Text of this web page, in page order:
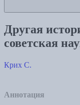
Другая
советская
Крих С.
Аннотация